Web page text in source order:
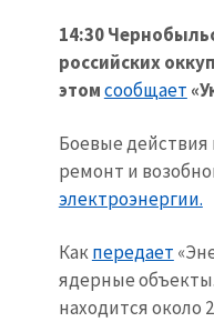
14:30
российских
этомсообщает
Боевые
ремонт и
электроэнергии.
Какпередает
ядерные
находится около